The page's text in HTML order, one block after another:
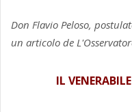
Don Flavio Peloso,
un articolo de
IL